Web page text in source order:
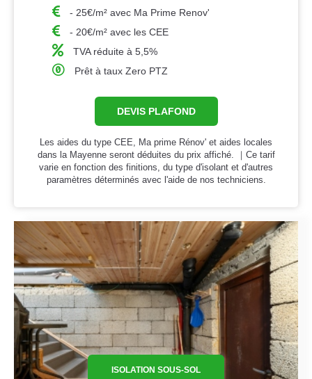
- 25€/m² avec Ma Prime Renov'
- 20€/m² avec les CEE
TVA réduite à 5,5%
Prêt à taux Zero PTZ
DEVIS PLAFOND
Les aides du type CEE, Ma prime Rénov' et aides locales
dans la Mayenne seront déduites du prix affiché. ｜Ce tarif
varie en fonction des finitions, du type d'isolant et d'autres
paramètres déterminés avec l'aide de nos techniciens.
ISOLATION SOUS-SOL